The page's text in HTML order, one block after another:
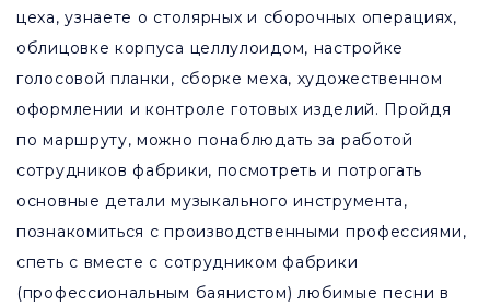
цеха, узнаете о столярных и сборочных операциях,
облицовке корпуса целлулоидом, настройке
голосовой планки, сборке меха, художественном
оформлении и контроле готовых изделий. Пройдя
по маршруту, можно понаблюдать за работой
сотрудников фабрики, посмотреть и потрогать
основные детали музыкального инструмента,
познакомиться с производственными профессиями,
спеть с вместе с сотрудником фабрики
(профессиональным баянистом) любимые песни в